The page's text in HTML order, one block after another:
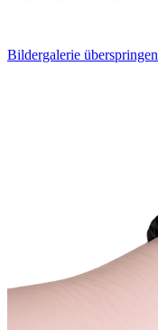
Bildergalerie überspringen